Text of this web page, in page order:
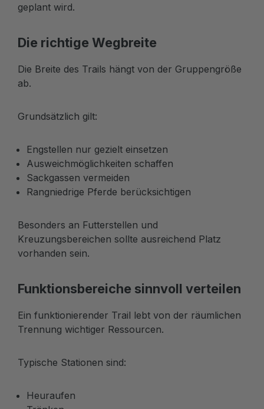
geplant wird.
Die richtige Wegbreite
Die Breite des Trails hängt von der Gruppengröße
ab.
Grundsätzlich gilt:
Engstellen nur gezielt einsetzen
Ausweichmöglichkeiten schaffen
Sackgassen vermeiden
Rangniedrige Pferde berücksichtigen
Besonders an Futterstellen und
Kreuzungsbereichen sollte ausreichend Platz
vorhanden sein.
Funktionsbereiche sinnvoll verteilen
Ein funktionierender Trail lebt von der räumlichen
Trennung wichtiger Ressourcen.
Typische Stationen sind:
Heuraufen